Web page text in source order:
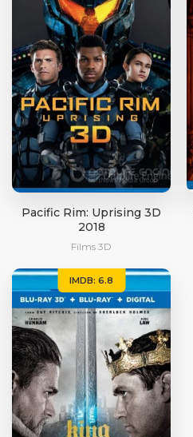
Pacific Rim: Uprising 3D
2018
Films 3D
IMDB: 6.8